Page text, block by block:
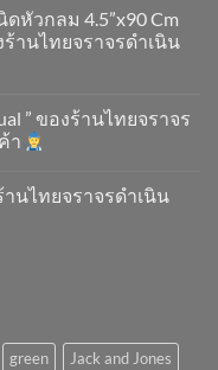
หัวกลม 4.5”x90 Cm
ร้านไทยจราจรดำเนิน
” ของร้านไทยจราจร
า
านไทยจราจรดำเนิน
green Jack and Jones